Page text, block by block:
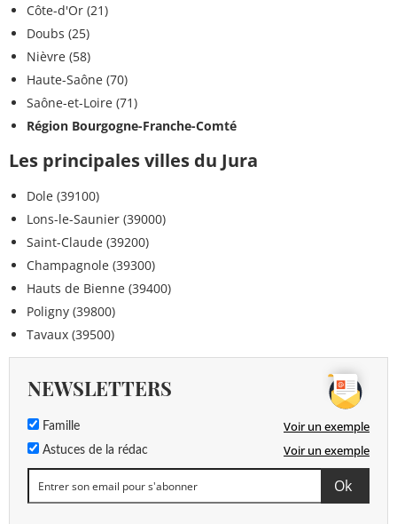
Côte-d'Or (21)
Doubs (25)
Nièvre (58)
Haute-Saône (70)
Saône-et-Loire (71)
Région Bourgogne-Franche-Comté
Les principales villes du Jura
Dole (39100)
Lons-le-Saunier (39000)
Saint-Claude (39200)
Champagnole (39300)
Hauts de Bienne (39400)
Poligny (39800)
Tavaux (39500)
NEWSLETTERS
Famille Voir un exemple
Astuces de la rédac Voir un exemple